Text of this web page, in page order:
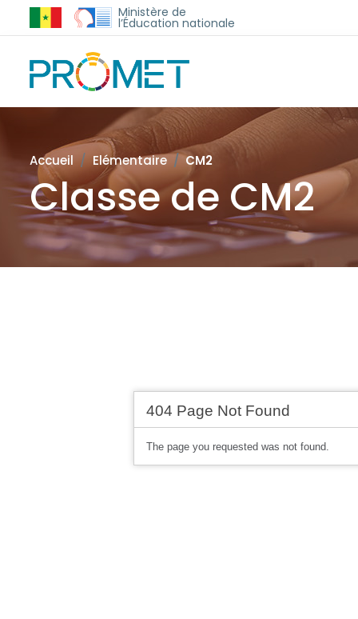
Ministère de
l’Éducation nationale
Accueil Elémentaire CM2
Classe de CM2